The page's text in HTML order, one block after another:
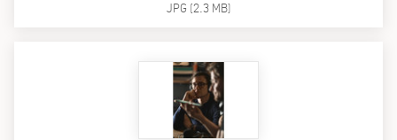
JPG (2.3 MB)